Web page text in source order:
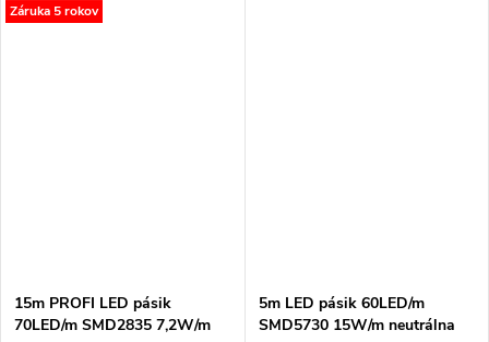
Záruka 5 rokov
15m PROFI LED pásik
70LED/m SMD2835 7,2W/m
5m LED pásik 60LED/m
SMD5730 15W/m neutrálna